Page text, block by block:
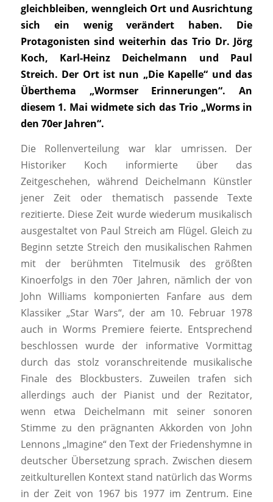
gleichbleiben, wenngleich Ort und Ausrichtung
sich ein wenig verändert haben. Die
Protagonisten sind weiterhin das Trio Dr. Jörg
Koch, Karl-Heinz Deichelmann und Paul
Streich. Der Ort ist nun „Die Kapelle“ und das
Überthema „Wormser Erinnerungen“. An
diesem 1. Mai widmete sich das Trio „Worms in
den 70er Jahren“.
Die Rollenverteilung war klar umrissen. Der
Historiker Koch informierte über das
Zeitgeschehen, während Deichelmann Künstler
jener Zeit oder thematisch passende Texte
rezitierte. Diese Zeit wurde wiederum musikalisch
ausgestaltet von Paul Streich am Flügel. Gleich zu
Beginn setzte Streich den musikalischen Rahmen
mit der berühmten Titelmusik des größten
Kinoerfolgs in den 70er Jahren, nämlich der von
John Williams komponierten Fanfare aus dem
Klassiker „Star Wars“, der am 10. Februar 1978
auch in Worms Premiere feierte. Entsprechend
beschlossen wurde der informative Vormittag
durch das stolz voranschreitende musikalische
Finale des Blockbusters. Zuweilen trafen sich
allerdings auch der Pianist und der Rezitator,
wenn etwa Deichelmann mit seiner sonoren
Stimme zu den prägnanten Akkorden von John
Lennons „Imagine“ den Text der Friedenshymne in
deutscher Übersetzung sprach. Zwischen diesem
zeitkulturellen Kontext stand natürlich das Worms
in der Zeit von 1967 bis 1977 im Zentrum. Eine